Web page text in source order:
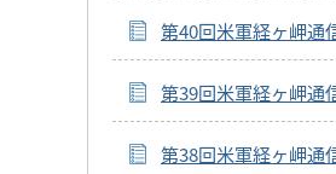
第40回米軍経ヶ岬通
第39回米軍経ヶ岬通
第38回米軍経ヶ岬通